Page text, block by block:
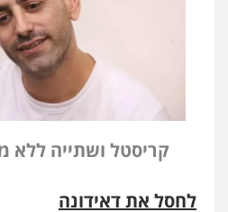
קריסטל ושתייה ללא
לחסל את דאידונה